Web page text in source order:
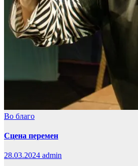
Во благо
Сцена перемен
28.03.2024 admin